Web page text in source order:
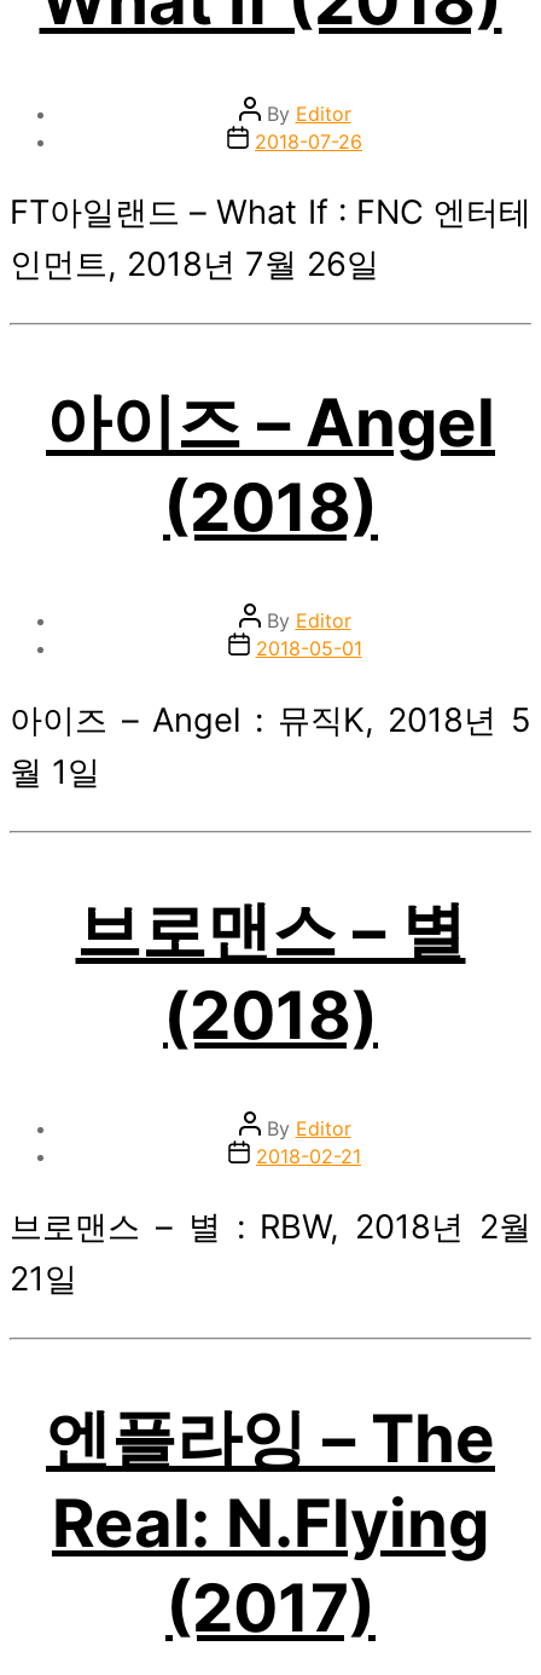
Post
author
By Editor
Post2018-07-26
FT아일랜드 – What If : FNC 엔터테
인먼트, 2018년 7월 26일
아이즈 – Angel
(2018)
Post
author
By Editor
Post2018-05-01
아이즈 – Angel : 뮤직K, 2018년 5
월 1일
브로맨스 – 별
(2018)
Post
author
By Editor
Post2018-02-21
브로맨스 – 별 : RBW, 2018년 2월
21일
엔플라잉 – The
Real: N.Flying
(2017)